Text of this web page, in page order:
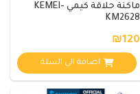
ماكنة حلاقة كيمي KEMEI-
KM2628
₪120
اضافة الي السلة